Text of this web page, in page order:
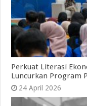
Perkuat Literasi
Luncurkan Program
24 April 2026